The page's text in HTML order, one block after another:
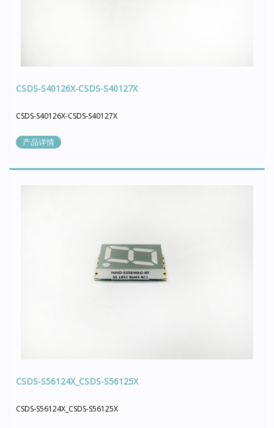
CSDS-S40126X-CSDS-S40127X
CSDS-S40126X-CSDS-S40127X
产品详情
CSDS-S56124X_CSDS-S56125X
CSDS-S56124X_CSDS-S56125X